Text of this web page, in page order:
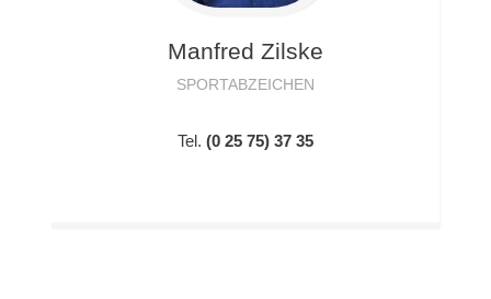
Manfred Zilske
SPORTABZEICHEN
Tel. (0 25 75) 37 35